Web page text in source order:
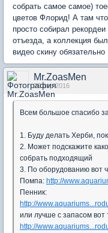
собрать самое самое)
цветов Флорид! А там
просто собирал
отъезда, а коллекция
видео скину обязательно
Mr.ZoasMen
20 апр 2016
Всем большое спасибо
1. Буду делать Херби,
2. Может подскажите
собрать подходящий
3. По оборудованию вот
Помпа: http://
Пенник:
http://
или лучше с запасом вот
http://